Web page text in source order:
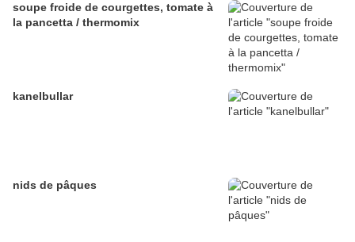
soupe froide de courgettes, tomate à
la pancetta / thermomix
kanelbullar
nids de pâques